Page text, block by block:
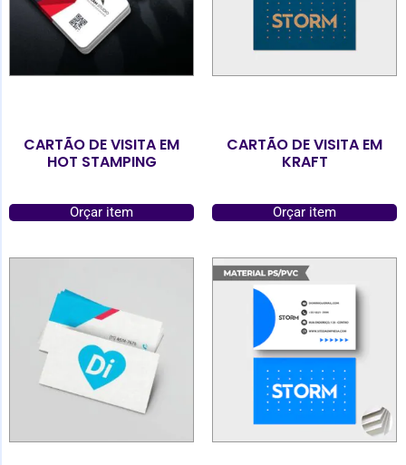
CARTÃO DE VISITA EM
HOT STAMPING
Orçar item
CARTÃO DE VISITA EM
KRAFT
Orçar item